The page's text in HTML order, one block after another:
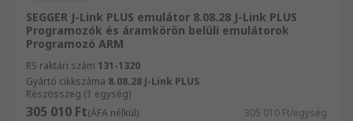
SEGGER J-Link PLUS emulátor 8.08.28 J-Link PLUS
Programozók és áramkörön belüli emulátorok
Programozó ARM
RS raktári szám 131-1320
Gyártó cikkszáma 8.08.28 J-Link PLUS
Részösszeg (1 egység)
305 010 Ft(ÁFA nélkül) 305 010 Ft/egység